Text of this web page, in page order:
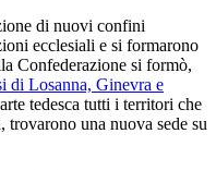
di nuovi confini
ecclesiali e si formarono
Confederazione si formò,
di Losanna, Ginevra e
tedesca tutti i territori che
trovarono una nuova sede su